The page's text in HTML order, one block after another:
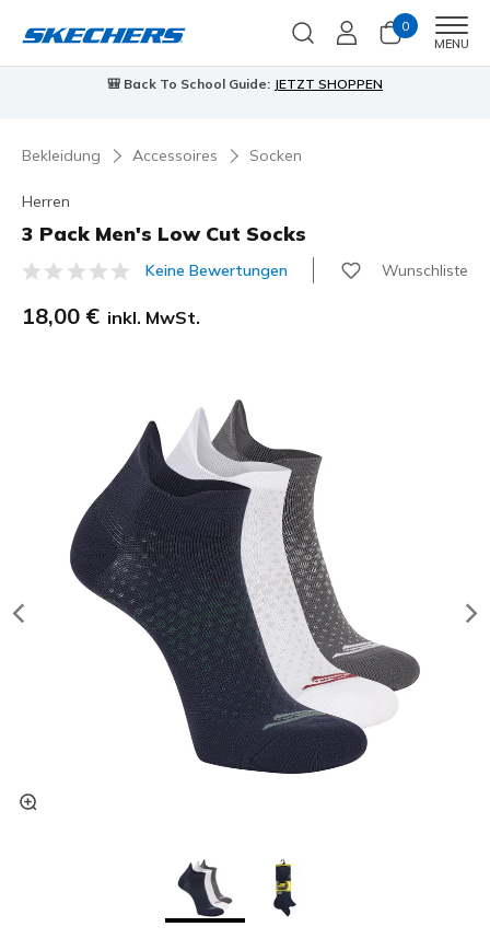
0
MENU
🎒 Back To School Guide: JETZT SHOPPEN
Bekleidung Accessoires Socken
Herren
3 Pack Men's Low Cut Socks
3,5 von 5 Kundenbewertungen
Keine Bewertungen Wunschliste
18,00 € inkl. MwSt.